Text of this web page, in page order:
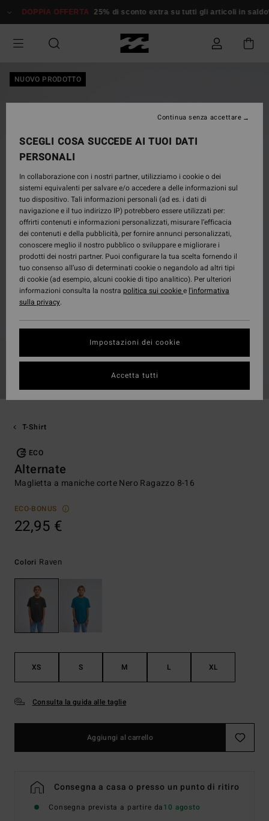
alle
prodotto
DOPPIA OFFERTA 25% di sconto extra su tutti gli articoli in saldo*
NUOVO PRODOTTO
T-Shirt
ECO
Alternate
Maglietta a maniche corte Nero Ragazzo 8-16
ECO-BONUS
22,95 €
Colori Raven
XS S M L XL
Consulta la guida alle taglie
Aggiungi al carrello
Consegna a casa o presso un punto di ritiro
Consegna prevista a partire da10 agosto
SCEGLI COSA SUCCEDE AI TUOI DATI
PERSONALI
In collaborazione con i nostri partner, utilizziamo i cookie o dei
sistemi equivalenti per salvare e/o accedere a delle informazioni sul
tuo dispositivo. Tali informazioni personali (ad es. i dati di
navigazione e il tuo indirizzo IP) potrebbero essere utilizzati per:
offrirti contenuti e informazioni personalizzati, misurare l’efficacia
dei contenuti e della pubblicità, per fornire annunci personalizzati,
conoscere meglio il nostro pubblico o sviluppare e migliorare i
prodotti dei nostri partner. Puoi configurare la tua scelta fornendo il
tuo consenso all’uso di determinati cookie o negandolo ad altri tipi
di cookie (ad esempio, alcuni cookie di tipo analitico). Per ulteriori
informazioni consulta la nostra politica sui cookiee l'informativa
sulla privacy.
Impostazioni dei cookie
Continua senza accettare
Accetta tutti